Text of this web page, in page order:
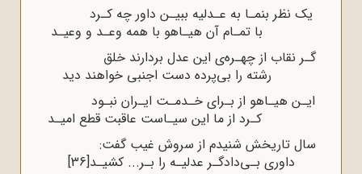
یک نظر بنمـا به عـدلیه ببیـن داور چه کـرد
با تمـام آن هیـاهو با همه وعـد و وعیـد
گـر نقاب از چهـره‌ی این عدل بردارند خلق
رشته را بی‌پرده دست اجنبی خواهند دید
ایـن هیـاهو از بـرای خـدمـت ایـران نبـود
کـرد از ما این سیـاست عاقبت قطع امیـد
سال تاریخش شنیدم از سروش غیب گفت:
داوری بـی‌دادگـر عدلیـه را بـر... کشیـد[36]